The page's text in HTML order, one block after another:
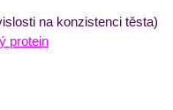
na konzistenci těsta)
protein